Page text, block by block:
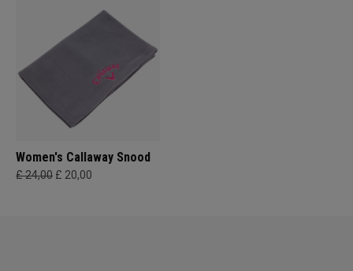
Women's Callaway Snood
£ 24,00 £ 20,00